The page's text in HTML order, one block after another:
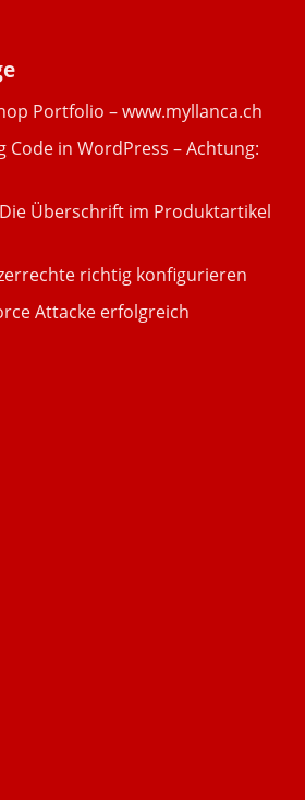
Portfolio – www.myllanca.ch
Code in WordPress – Achtung:
Überschrift im Produktartikel
richtig konfigurieren
Attacke erfolgreich